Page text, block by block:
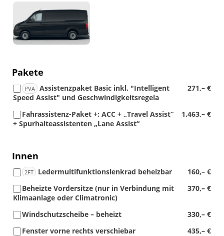
Pakete
PVA 271,– €
Assistenzpaket Basic inkl. "Intelligent
Speed Assist" und Geschwindigkeitsregela
1.463,– €
Fahrassistenz-Paket +: ACC + „Travel Assist“
+ Spurhalteassistenten „Lane Assist“
Innen
2FT 160,– €
Ledermultifunktionslenkrad beheizbar
370,– €
Beheizte Vordersitze (nur in Verbindung mit
Klimaanlage oder Climatronic)
330,– €
Windschutzscheibe – beheizt
435,– €
Fenster vorne rechts verschiebar